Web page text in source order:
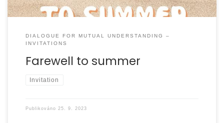
DIALOGUE FOR MUTUAL UNDERSTANDING –
INVITATIONS
Farewell to summer
Invitation
Publikováno 25. 9. 2023